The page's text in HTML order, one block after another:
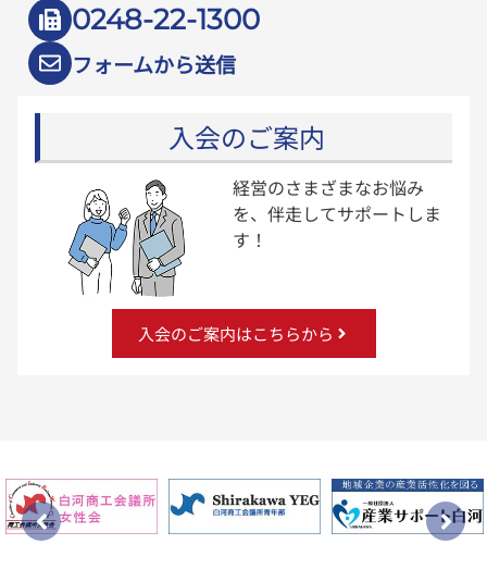
0248-22-1300
フォームから送信
入会のご案内
経営のさまざまなお悩み
を、伴走してサポートしま
す！
入会のご案内はこちらから